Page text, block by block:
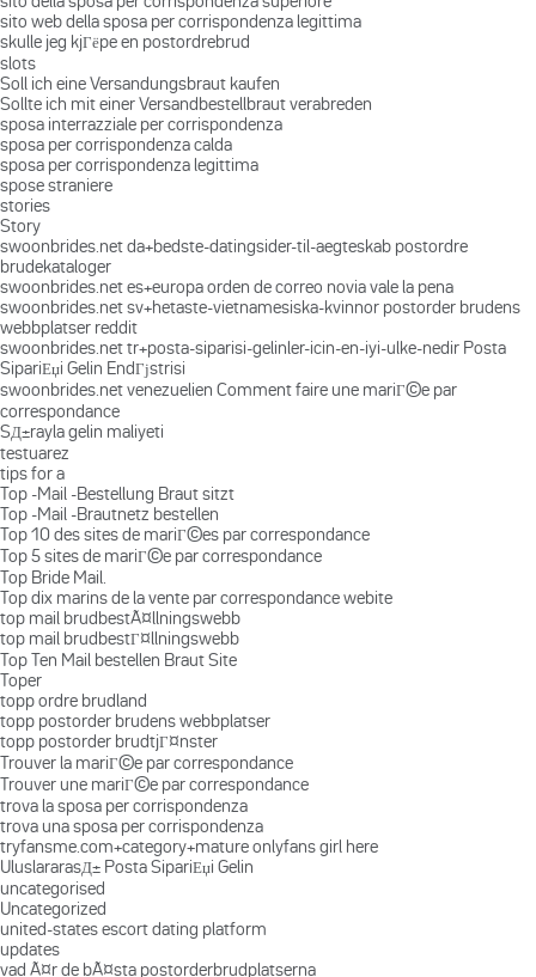
sito web della sposa per corrispondenza legittima
skulle jeg kjГёpe en postordrebrud
slots
Soll ich eine Versandungsbraut kaufen
Sollte ich mit einer Versandbestellbraut verabreden
sposa interrazziale per corrispondenza
sposa per corrispondenza calda
sposa per corrispondenza legittima
spose straniere
stories
Story
swoonbrides.net da+bedste-datingsider-til-aegteskab postordre
brudekataloger
swoonbrides.net es+europa orden de correo novia vale la pena
swoonbrides.net sv+hetaste-vietnamesiska-kvinnor postorder brudens
webbplatser reddit
swoonbrides.net tr+posta-siparisi-gelinler-icin-en-iyi-ulke-nedir Posta
SipariЕџi Gelin EndГјstrisi
swoonbrides.net venezuelien Comment faire une mariГ©e par
correspondance
SД±rayla gelin maliyeti
testuarez
tips for a
Top -Mail -Bestellung Braut sitzt
Top -Mail -Brautnetz bestellen
Top 10 des sites de mariГ©es par correspondance
Top 5 sites de mariГ©e par correspondance
Top Bride Mail.
Top dix marins de la vente par correspondance webite
top mail brudbestÃ¤llningswebb
top mail brudbestГ¤llningswebb
Top Ten Mail bestellen Braut Site
Toper
topp ordre brudland
topp postorder brudens webbplatser
topp postorder brudtjГ¤nster
Trouver la mariГ©e par correspondance
Trouver une mariГ©e par correspondance
trova la sposa per corrispondenza
trova una sposa per corrispondenza
tryfansme.com+category+mature onlyfans girl here
UluslararasД± Posta SipariЕџi Gelin
uncategorised
Uncategorized
united-states escort dating platform
updates
vad Ã¤r de bÃ¤sta postorderbrudplatserna